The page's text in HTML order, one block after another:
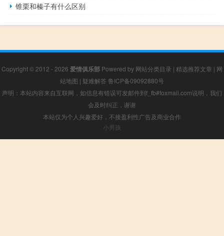
锥栗和榛子有什么区别
Copyright © 2012 - 2026 爱情俱乐部 Powered by 网站分类目录 | 精选推荐文章 | 网
站地图 | 疑难解答 鲁ICP备09092880号
声明：本站内容来自互联网，如信息有错误可发邮件到f_fb#foxmail.com说明，我们
会及时纠正，谢谢
本站仅为个人兴趣爱好，不接盈利性广告及商业合作
小男孩